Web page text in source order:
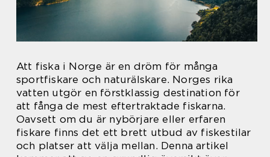
Att fiska i Norge är en dröm för många
sportfiskare och naturälskare. Norges rika
vatten utgör en förstklassig destination för
att fånga de mest eftertraktade fiskarna.
Oavsett om du är nybörjare eller erfaren
fiskare finns det ett brett utbud av fiskestilar
och platser att välja mellan. Denna artikel